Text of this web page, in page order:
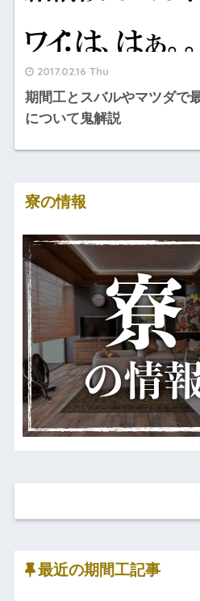
2017.02.16 Thu
期間工とスバルやマツダで
について鬼解説
寮の情報
最近の期間工記事